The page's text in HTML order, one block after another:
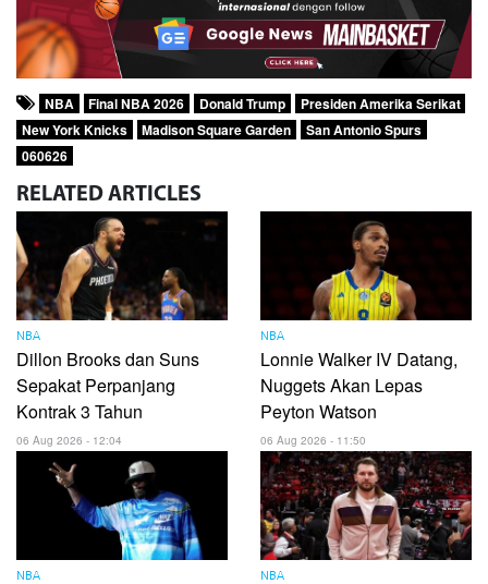
NBA Final NBA 2026 Donald Trump
Presiden Amerika Serikat
New York Knicks
Madison Square Garden
San Antonio Spurs
060626
RELATED ARTICLES
NBA
Dillon Brooks dan Suns
Sepakat Perpanjang
Kontrak 3 Tahun
06 Aug 2026 - 12:04
NBA
Lonnie Walker IV Datang,
Nuggets Akan Lepas
Peyton Watson
06 Aug 2026 - 11:50
NBA NBA